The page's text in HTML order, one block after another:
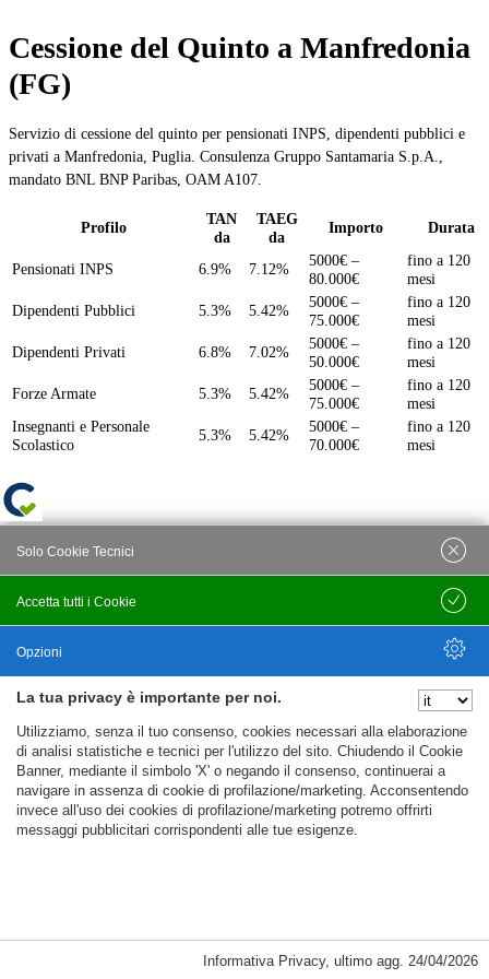
Cessione del Quinto a Manfredonia
(FG)
Servizio di cessione del quinto per pensionati INPS, dipendenti pubblici e
privati a Manfredonia, Puglia. Consulenza Gruppo Santamaria S.p.A.,
mandato BNL BNP Paribas, OAM A107.
Profilo
TAN
da
TAEG
da
Importo Durata
Pensionati INPS 6.9% 7.12%
5000€ –
80.000€
fino a 120
mesi
Dipendenti Pubblici
5.3% 5.42%
5000€ –
75.000€
fino a 120
mesi
Dipendenti Privati
6.8% 7.02%
5000€ –
50.000€
fino a 120
mesi
Forze Armate
5.3% 5.42%
5000€ –
75.000€
fino a 120
mesi
Insegnanti e Personale
Scolastico
5.3% 5.42%
5000€ –
70.000€
fino a 120
mesi
La tua privacy è importante per noi.
Utilizziamo, senza il tuo consenso, cookies necessari alla elaborazione
di analisi statistiche e tecnici per l'utilizzo del sito. Chiudendo il Cookie
Banner, mediante il simbolo 'X' o negando il consenso, continuerai a
navigare in assenza di cookie di profilazione/marketing. Acconsentendo
invece all'uso dei cookies di profilazione/marketing potremo offrirti
messaggi pubblicitari corrispondenti alle tue esigenze.
Cookie Necessari, Tecnici di Sessione
Accetta tutti i Cookie
Solo Cookie Tecnici
Salva
Opzioni
Nascondi Opzioni
Informativa Privacy, ultimo agg. 24/04/2026